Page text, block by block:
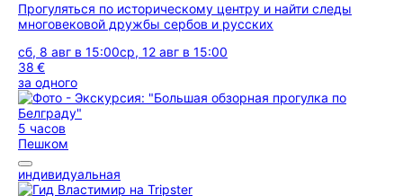
Прогуляться по историческому центру и найти следы
многовековой дружбы сербов и русских
сб, 8 авг в 15:00ср, 12 авг в 15:00
38 €
за одного
5 часов
Пешком
индивидуальная